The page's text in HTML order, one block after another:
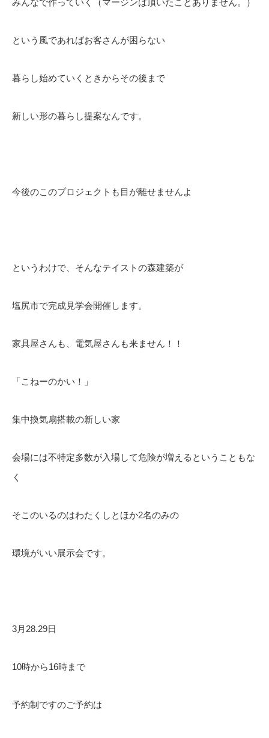
みんなで作っていく（マージンは頂いたことありません。）
という風であればお客さんが困らない
暮らし始めていくときからその後まで
新しい形の暮らし提案なんです。
今後のこのプロジェクトも目が離せませんよ
というわけで、そんなテイストの森建築が
塩尻市で完成見学会開催します。
家具屋さんも、電気屋さんも来ません！！
「こねーのかい！」
集中換気扇搭載の新しい家
会場には不特定多数が入場して危険が増えるということもな
く
そこのいるのはわたくしとほか2名のみの
環境がいい展示会です。
3月28.29日
10時から16時まで
予約制ですのご予約は